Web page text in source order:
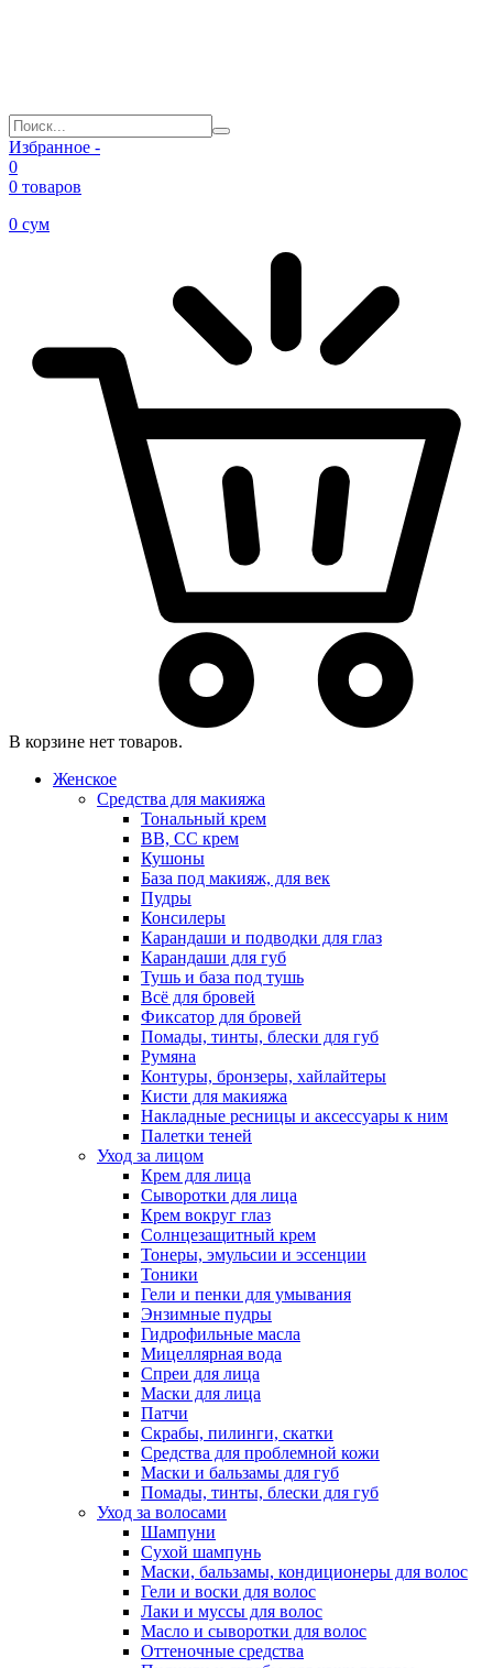
Избранное -
0
0 товаров
0 сум
В корзине нет товаров.
Женское
Средства для макияжа
Тональный крем
BB, CC крем
Кушоны
База под макияж, для век
Пудры
Консилеры
Карандаши и подводки для глаз
Карандаши для губ
Тушь и база под тушь
Всё для бровей
Фиксатор для бровей
Помады, тинты, блески для губ
Румяна
Контуры, бронзеры, хайлайтеры
Кисти для макияжа
Накладные ресницы и аксессуары к ним
Палетки теней
Уход за лицом
Крем для лица
Сыворотки для лица
Крем вокруг глаз
Солнцезащитный крем
Тонеры, эмульсии и эссенции
Тоники
Гели и пенки для умывания
Энзимные пудры
Гидрофильные масла
Мицеллярная вода
Спреи для лица
Маски для лица
Патчи
Скрабы, пилинги, скатки
Средства для проблемной кожи
Маски и бальзамы для губ
Помады, тинты, блески для губ
Уход за волосами
Шампуни
Сухой шампунь
Маски, бальзамы, кондиционеры для волос
Гели и воски для волос
Лаки и муссы для волос
Масло и сыворотки для волос
Оттеночные средства